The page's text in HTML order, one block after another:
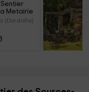
Metairie
(Dordoña)